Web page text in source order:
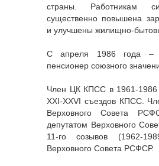
страны. Работникам
существенно повышена
и улучшены жилищно-
С апреля 1986 года –
пенсионер союзного
Член ЦК КПСС в 1961-1986
XXI-XXVI съездов КПСС.
Верховного Совета
депутатом Верховного
11-го созывов (1962-
Верховного Совета РСФСР.